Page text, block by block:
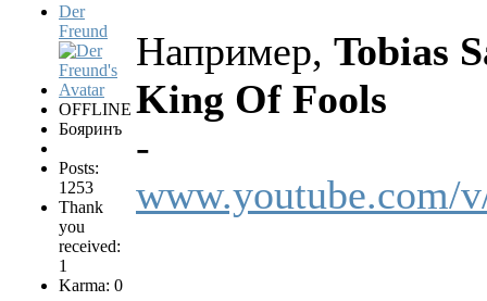
Der
Freund
OFFLINE
Бояринъ
Posts:
1253
Thank
you
received:
1
Karma: 0
Например, Tobias
King Of Fools
-
www.youtube.com/